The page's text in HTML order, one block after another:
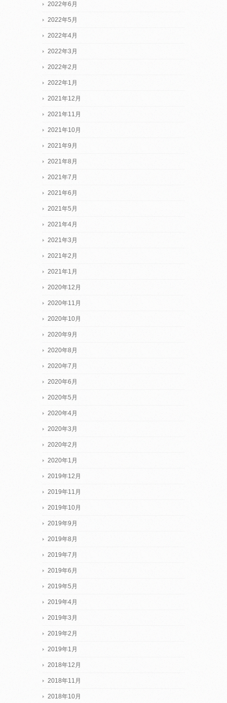
2022年6月
2022年5月
2022年4月
2022年3月
2022年2月
2022年1月
2021年12月
2021年11月
2021年10月
2021年9月
2021年8月
2021年7月
2021年6月
2021年5月
2021年4月
2021年3月
2021年2月
2021年1月
2020年12月
2020年11月
2020年10月
2020年9月
2020年8月
2020年7月
2020年6月
2020年5月
2020年4月
2020年3月
2020年2月
2020年1月
2019年12月
2019年11月
2019年10月
2019年9月
2019年8月
2019年7月
2019年6月
2019年5月
2019年4月
2019年3月
2019年2月
2019年1月
2018年12月
2018年11月
2018年10月